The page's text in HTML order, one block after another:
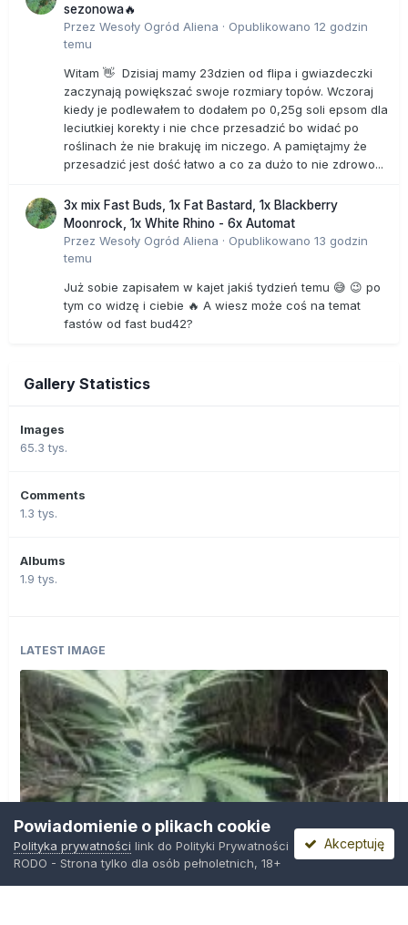
sezonowa🔥
Przez Wesoły Ogród Aliena · Opublikowano 12 godzin
temu
Witam 👋 Dzisiaj mamy 23dzien od flipa i gwiazdeczki
zaczynają powiększać swoje rozmiary topów. Wczoraj
kiedy je podlewałem to dodałem po 0,25g soli epsom dla
leciutkiej korekty i nie chce przesadzić bo widać po
roślinach że nie brakuję im niczego. A pamiętajmy że
przesadzić jest dość łatwo a co za dużo to nie zdrowo...
3x mix Fast Buds, 1x Fat Bastard, 1x Blackberry
Moonrock, 1x White Rhino - 6x Automat
Przez Wesoły Ogród Aliena · Opublikowano 13 godzin
temu
Już sobie zapisałem w kajet jakiś tydzień temu 😅 😉 po
tym co widzę i ciebie 🔥 A wiesz może coś na temat
fastów od fast bud42?
Gallery Statistics
Images
65.3 tys.
Comments
1.3 tys.
Albums
1.9 tys.
LATEST IMAGE
Powiadomienie o plikach cookie
Polityka prywatności link do Polityki Prywatności
RODO - Strona tylko dla osób pełnoletnich, 18+
Akceptuję